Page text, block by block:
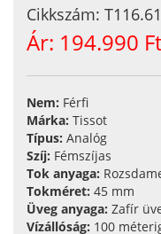
Cikkszám:
Ár: 194.990 Ft
Nem: Férfi
Márka: Tissot
Típus: Analóg
Szíj: Fémszíjas
Tok anyaga:
Tokméret: 45 mm
Üveg anyaga: Zafír
Vízállóság: 100